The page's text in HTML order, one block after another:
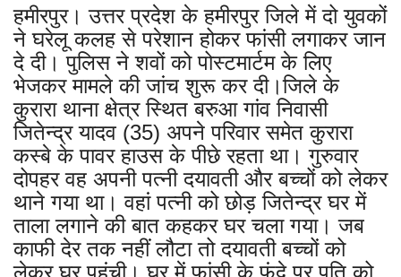
हमीरपुर। उत्तर प्रदेश के हमीरपुर जिले में दो युवकों
ने घरेलू कलह से परेशान होकर फांसी लगाकर जान
दे दी। पुलिस ने शवों को पोस्टमार्टम के लिए
भेजकर मामले की जांच शुरू कर दी।जिले के
कुरारा थाना क्षेत्र स्थित बरुआ गांव निवासी
जितेन्द्र यादव (35) अपने परिवार समेत कुरारा
कस्बे के पावर हाउस के पीछे रहता था। गुरुवार
दोपहर वह अपनी पत्नी दयावती और बच्चों को लेकर
थाने गया था। वहां पत्नी को छोड़ जितेन्द्र घर में
ताला लगाने की बात कहकर घर चला गया। जब
काफी देर तक नहीं लौटा तो दयावती बच्चों को
लेकर घर पहुंची। घर में फांसी के फंदे पर पति को